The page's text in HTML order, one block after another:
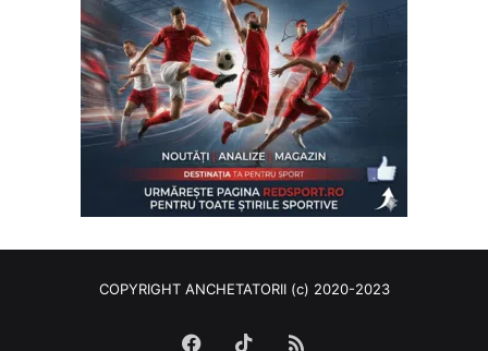
COPYRIGHT ANCHETATORII (c) 2020-2023
Facebook
TikTok